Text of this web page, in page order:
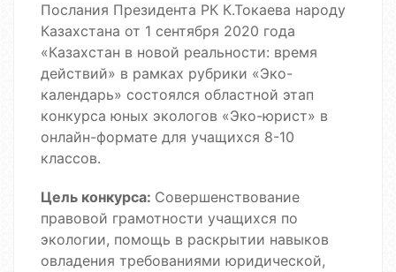
Послания Президента РК К.Токаева народу
Казахстана от 1 сентября 2020 года
«Казахстан в новой реальности: время
действий» в рамках рубрики «Эко-
календарь» состоялся областной этап
конкурса юных экологов «Эко-юрист» в
онлайн-формате для учащихся 8-10
классов.
Цель конкурса: Совершенствование
правовой грамотности учащихся по
экологии, помощь в раскрытии навыков
овладения требованиями юридической,